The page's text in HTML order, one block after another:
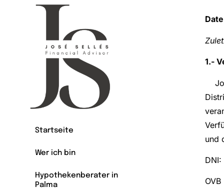
Startseite
Wer ich bin
Hypothekenberater in
Palma
1.-
und